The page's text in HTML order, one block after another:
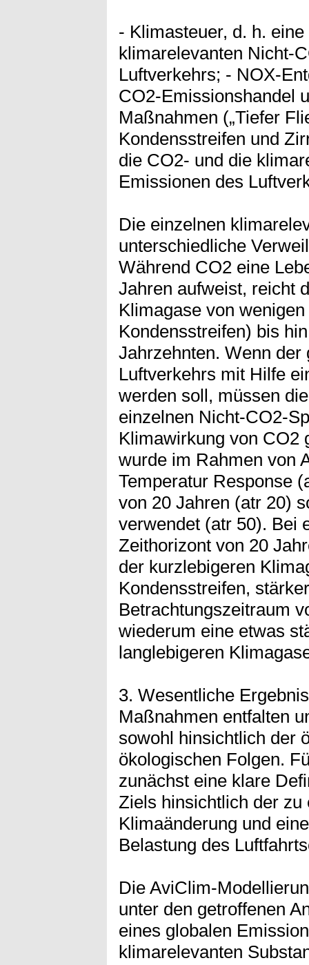
- Klimasteuer, d. h.
klimarelevanten Nicht-
Luftverkehrs; - NOX-
CO2-Emissionshandel
Maßnahmen („Tiefer
Kondensstreifen und
die CO2- und die
Emissionen des
Die einzelnen
unterschiedliche
Während CO2 eine
Jahren aufweist, reicht
Klimagase von
Kondensstreifen) bis
Jahrzehnten. Wenn
Luftverkehrs mit Hilfe
werden soll, müssen
einzelnen Nicht-CO2-
Klimawirkung von CO2
wurde im Rahmen von
Temperatur Response
von 20 Jahren (atr 20)
verwendet (atr 50). Bei
Zeithorizont von 20
der kurzlebigeren
Kondensstreifen,
Betrachtungszeitraum
wiederum eine etwas
langlebigeren
3. Wesentliche
Maßnahmen entfalten
sowohl hinsichtlich der
ökologischen Folgen.
zunächst eine klare
Ziels hinsichtlich der
Klimaänderung und
Belastung des
Die AviClim-
unter den getroffenen
eines globalen
klimarelevanten